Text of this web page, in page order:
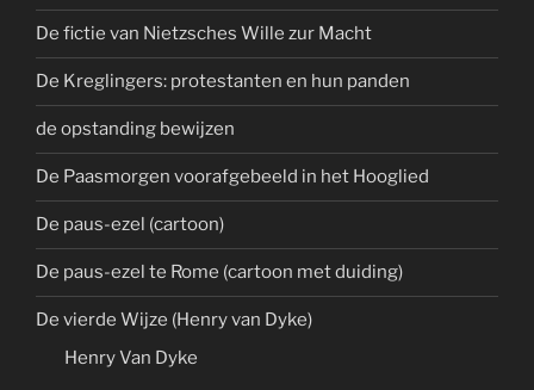
De fictie van Nietzsches Wille zur Macht
De Kreglingers: protestanten en hun panden
de opstanding bewijzen
De Paasmorgen voorafgebeeld in het Hooglied
De paus-ezel (cartoon)
De paus-ezel te Rome (cartoon met duiding)
De vierde Wijze (Henry van Dyke)
Henry Van Dyke